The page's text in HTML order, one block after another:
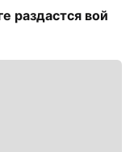
раздастся вой